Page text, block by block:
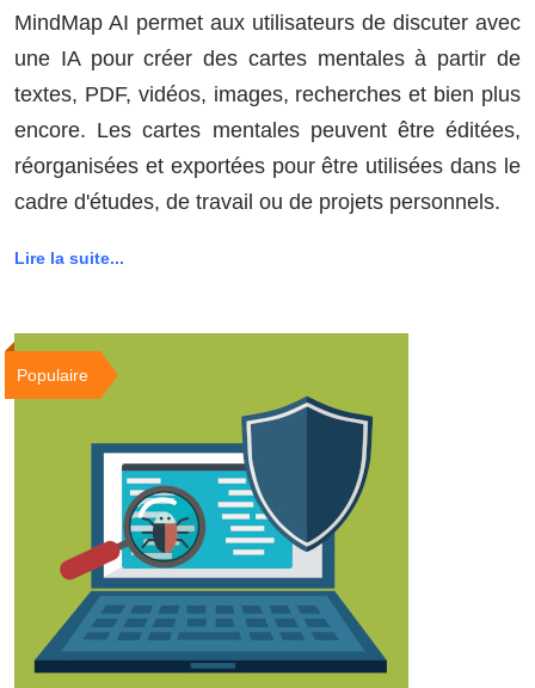
MindMap AI permet aux utilisateurs de discuter avec
une IA pour créer des cartes mentales à partir de
textes, PDF, vidéos, images, recherches et bien plus
encore. Les cartes mentales peuvent être éditées,
réorganisées et exportées pour être utilisées dans le
cadre d'études, de travail ou de projets personnels.
Lire la suite...
Populaire